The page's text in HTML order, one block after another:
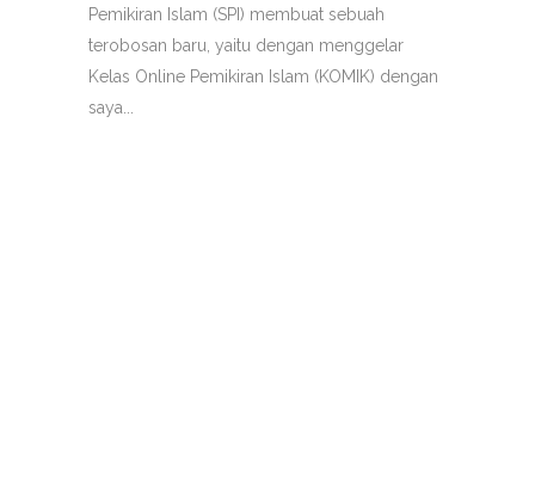
Pemikiran Islam (SPI) membuat sebuah
terobosan baru, yaitu dengan menggelar
Kelas Online Pemikiran Islam (KOMIK) dengan
saya...